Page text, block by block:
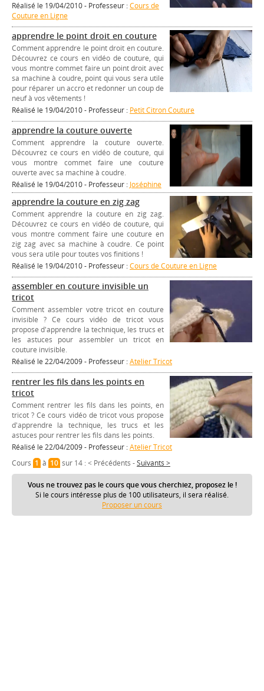
Réalisé le 19/04/2010 - Professeur :Cours de
Couture en Ligne
apprendre le point droit en couture
Comment apprendre le point droit en couture.
Découvrez ce cours en vidéo de couture, qui
vous montre commet faire un point droit avec
sa machine à coudre, point qui vous sera utile
pour réparer un accro et redonner un coup de
neuf à vos vêtements !
Réalisé le 19/04/2010 - Professeur : Petit Citron Couture
apprendre la couture ouverte
Comment apprendre la couture ouverte.
Découvrez ce cours en vidéo de couture, qui
vous montre commet faire une couture
ouverte avec sa machine à coudre.
Réalisé le 19/04/2010 - Professeur : Joséphine
apprendre la couture en zig zag
Comment apprendre la couture en zig zag.
Découvrez ce cours en vidéo de couture, qui
vous montre comment faire une couture en
zig zag avec sa machine à coudre. Ce point
vous sera utile pour toutes vos finitions !
Réalisé le 19/04/2010 - Professeur :Cours de Couture en Ligne
assembler en couture invisible un
tricot
Comment assembler votre tricot en couture
invisible ? Ce cours vidéo de tricot vous
propose d'apprendre la technique, les trucs et
les astuces pour assembler un tricot en
couture invisible.
Réalisé le 22/04/2009 - Professeur :Atelier Tricot
rentrer les fils dans les points en
tricot
Comment rentrer les fils dans les points, en
tricot ? Ce cours vidéo de tricot vous propose
d'apprendre la technique, les trucs et les
astuces pour rentrer les fils dans les points.
Réalisé le 22/04/2009 - Professeur :Atelier Tricot
Cours 1à 10sur 14 :< Précédents -Suivants >
Vous ne trouvez pas le cours que vous cherchiez, proposez le !
Si le cours intéresse plus de 100 utilisateurs, il sera réalisé.
Proposer un cours